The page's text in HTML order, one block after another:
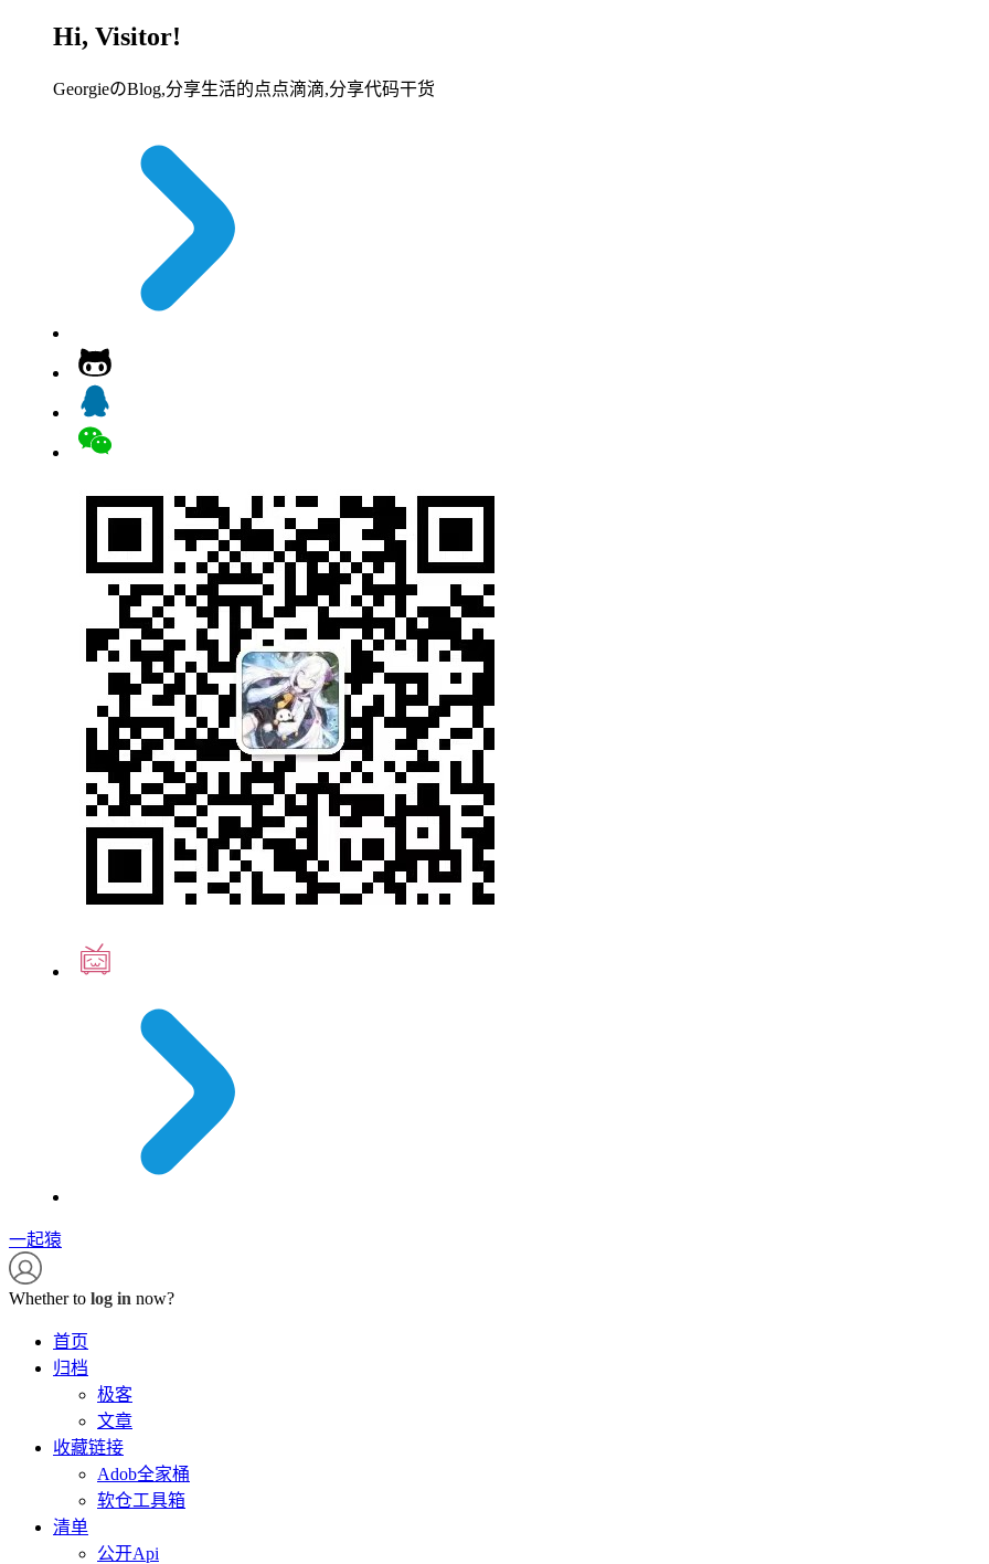
Hi, Visitor!
GeorgieのBlog,分享生活的点点滴滴,分享代码干货
一起猿
Whether to log in now?
首页
归档
极客
文章
收藏链接
Adob全家桶
软仓工具箱
清单
公开Api